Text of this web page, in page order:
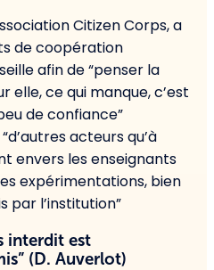
Citizen Corps, a
de coopération
afin de “penser la
elle, ce qui manque, c’est
de confiance”
acteurs qu’à
envers les enseignants
expérimentations, bien
par l’institution”
interdit est
(D. Auverlot)